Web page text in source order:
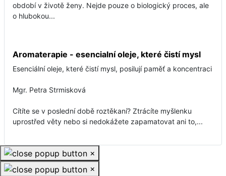
období v životě ženy. Nejde pouze o biologický proces, ale
o hlubokou...
Aromaterapie - esencialní oleje, které čistí mysl
Esenciální oleje, které čistí mysl, posilují paměť a koncentraci
Mgr. Petra Strmisková
Cítíte se v poslední době roztěkaní? Ztrácíte myšlenku
uprostřed věty nebo si nedokážete zapamatovat ani to,...
×
×